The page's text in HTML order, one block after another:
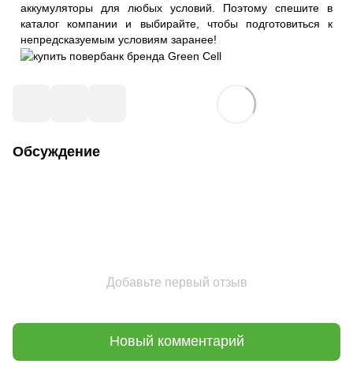
аккумуляторы для любых условий. Поэтому спешите в
каталог компании и выбирайте, чтобы подготовиться к
непредсказуемым условиям заранее!
Обсуждение
Добавьте первый отзыв
Новый комментарий